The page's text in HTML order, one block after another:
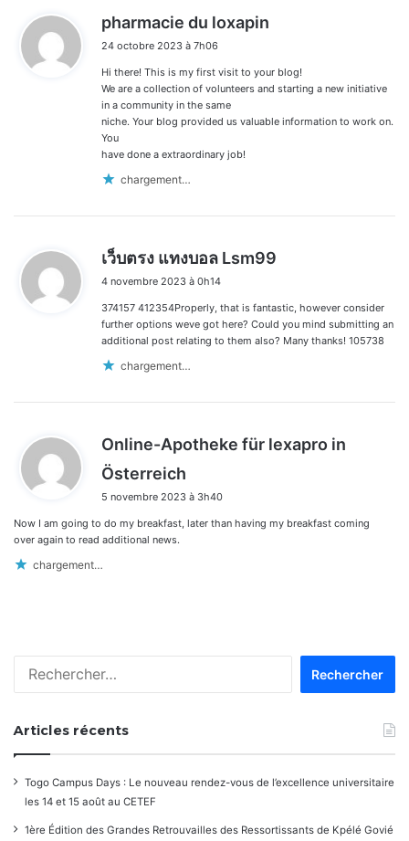
pharmacie du loxapin
:
24 octobre 2023 à 7h06
Hi there! This is my first visit to your blog!
We are a collection of volunteers and starting a new initiative
in a community in the same
niche. Your blog provided us valuable information to work on.
You
have done a extraordinary job!
chargement…
เว็บตรง แทงบอล Lsm99
:
4 novembre 2023 à 0h14
374157 412354Properly, that is fantastic, however consider
further options weve got here? Could you mind submitting an
additional post relating to them also? Many thanks! 105738
chargement…
Online-Apotheke für lexapro in
Österreich
t
5 novembre 2023 à 3h40
Now I am going to do my breakfast, later than having my breakfast coming
over again to read additional news.
chargement…
Articles récents
Togo Campus Days : Le nouveau rendez-vous de l’excellence universitaire
les 14 et 15 août au CETEF
1ère Édition des Grandes Retrouvailles des Ressortissants de Kpélé Govié